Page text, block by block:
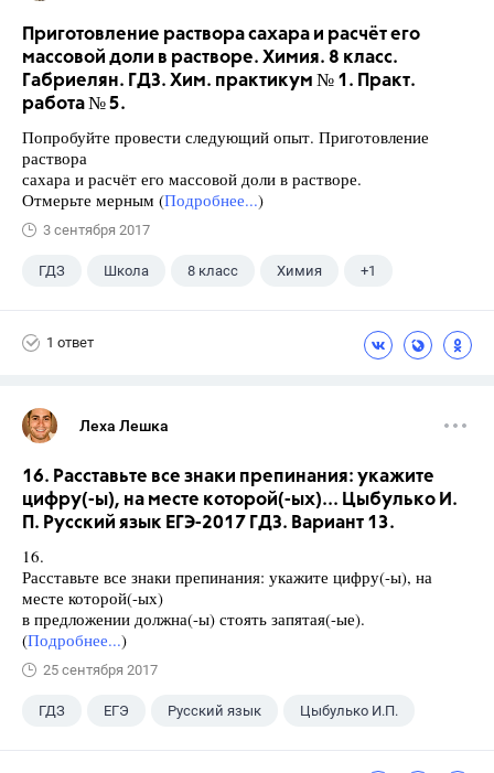
Приготовление раствора сахара и расчёт его
массовой доли в растворе. Химия. 8 класс.
Габриелян. ГДЗ. Хим. практикум № 1. Практ.
работа № 5.
Попробуйте провести следующий опыт. Приготовление
раствора
сахара и расчёт его массовой доли в растворе.
Отмерьте мерным (Подробнее...)
3 сентября 2017
ГДЗ Школа 8 класс Химия +1
1 ответ
Леха Лешка
16. Расставьте все знаки препинания: укажите
цифру(-ы), на месте которой(-ых)... Цыбулько И.
П. Русский язык ЕГЭ-2017 ГДЗ. Вариант 13.
16.
Расставьте все знаки препинания: укажите цифру(-ы), на
месте которой(-ых)
в предложении должна(-ы) стоять запятая(-ые).
(Подробнее...)
25 сентября 2017
ГДЗ ЕГЭ Русский язык Цыбулько И.П.